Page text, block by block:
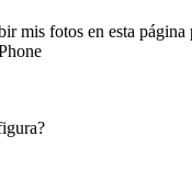
mis fotos en esta página